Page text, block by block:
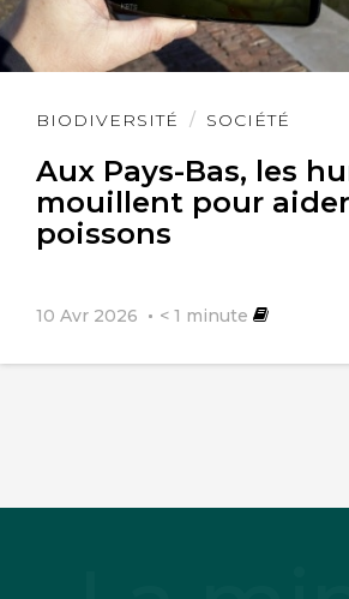
BIODIVERSITÉ SOCIÉTÉ
Aux Pays-Bas, les
mouillent pour
poissons
10 Avr 2026 < 1 minute
Lire